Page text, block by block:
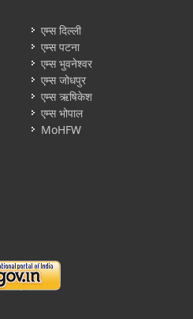
एम्स दिल्ली
एम्स पटना
एम्स भुवनेश्वर
एम्स जोधपुर
एम्स ऋषिकेश
एम्स भोपाल
MoHFW